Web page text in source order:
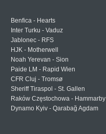
Benfica - Hearts
Inter Turku - Vaduz
Jablonec - RFS
HJK - Motherwell
Noah Yerevan - Sion
Paide LM - Rapid Wien
CFR Cluj - Tromsø
Sheriff Tiraspol - St. Gallen
Raków Częstochowa - Hammarby
Dynamo Kyiv - Qarabağ Agdam